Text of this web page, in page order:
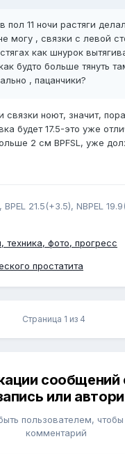
пол 11 ночи растяги
могу , связки с левой
как шнурок
будто больше тянуть
, пацанчики?
связки ноют, значит,
будет 17.5-это уже
2 см BPFSL, уже
21.5(+3.5), NBPEL
техника, фото, прогресс
простатита
Страница 1 из 4
сообщений
или
пользователем, чтобы
комментарий